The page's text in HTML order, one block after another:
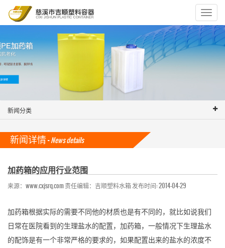
Toggle
新闻分类
新闻详情 -News details
加药箱的应用行业范围
来源：www.cxjsrq.com 责任编辑：吉顺塑料水箱 发布时间: 2014-04-29
加药箱根据实际的需要不同他的材质也是有不同的，就比如说我们
日常在医院看到的生理盐水的配置，加药箱，一般情况下生理盐水
的配饰是有一个非常严格的要求的，如果配置出来的盐水的浓度不